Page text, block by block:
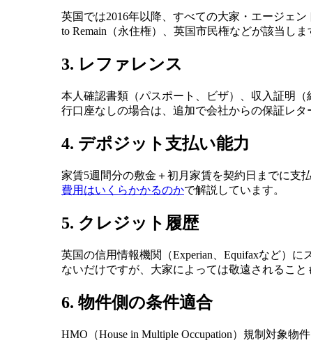
英国では2016年以降、すべての大家・エージェン
to Remain（永住権）、英国市民権などが該当し
3. レファレンス
本人確認書類（パスポート、ビザ）、収入証明
行口座なしの場合は、追加で会社からの保証レ
4. デポジット支払い能力
家賃5週間分の敷金＋初月家賃を契約日までに支
費用はいくらかかるのかで解説しています。
5. クレジット履歴
英国の信用情報機関（Experian、Equifaxなど）
ないだけですが、大家によっては敬遠されるこ
6. 物件側の条件適合
HMO（House in Multiple Occupation）規制対象